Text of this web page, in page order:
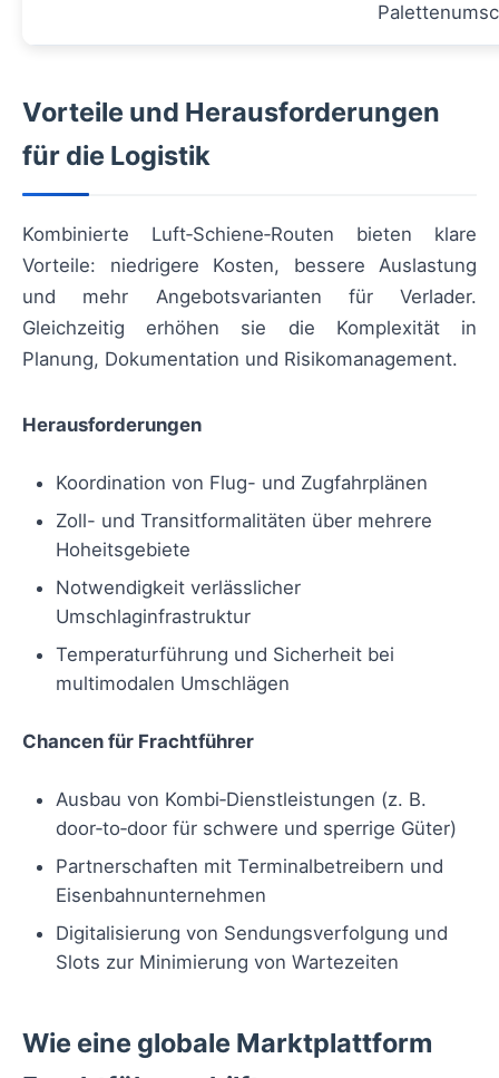
Vorteile und Herausforderungen
für die Logistik
Kombinierte Luft‑Schiene‑Routen bieten klare
Vorteile: niedrigere Kosten, bessere Auslastung
und mehr Angebotsvarianten für Verlader.
Gleichzeitig erhöhen sie die Komplexität in
Planung, Dokumentation und Risiko­management.
Herausforderungen
Koordination von Flug- und Zugfahrplänen
Zoll- und Transitformalitäten über mehrere
Hoheitsgebiete
Notwendigkeit verlässlicher
Umschlaginfrastruktur
Temperaturführung und Sicherheit bei
multimodalen Umschlägen
Chancen für Frachtführer
Ausbau von Kombi‑Dienstleistungen (z. B.
door‑to‑door für schwere und sperrige Güter)
Partnerschaften mit Terminalbetreibern und
Eisenbahnunternehmen
Digitalisierung von Sendungsverfolgung und
Slots zur Minimierung von Wartezeiten
Wie eine globale Marktplattform